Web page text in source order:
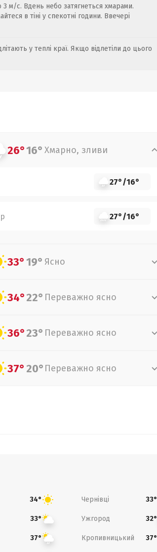
м/с. Вдень небо затягнеться хмарами.
в тіні у спекотні години. Ввечері
у теплі краї. Якщо відлетіли до цього
26°16° Хмарно, зливи
27°/16°
27°/16°
33°19° Ясно
34°22° Переважно ясно
36°23° Переважно ясно
37°20° Переважно ясно
34° Чернівці 33°
33° Ужгород 32°
37° Кропивницький 37°